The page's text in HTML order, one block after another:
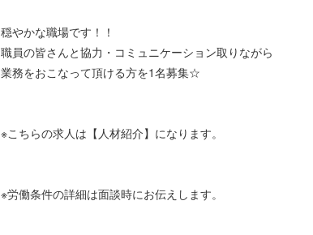
穏やかな職場です！！
職員の皆さんと協力・コミュニケーション取りながら
業務をおこなって頂ける方を1名募集☆
※こちらの求人は【人材紹介】になります。
※労働条件の詳細は面談時にお伝えします。